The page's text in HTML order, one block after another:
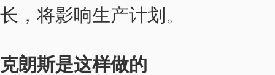
长，将影响生产计划。
克朗斯是这样做的